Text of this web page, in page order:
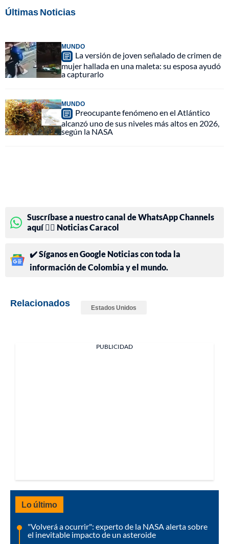
Últimas Noticias
MUNDO
La versión de joven señalado de crimen de
mujer hallada en una maleta: su esposa ayudó
a capturarlo
MUNDO
Preocupante fenómeno en el Atlántico
alcanzó uno de sus niveles más altos en 2026,
según la NASA
Suscríbase a nuestro canal de WhatsApp Channels
aquí 👉🏻 Noticias Caracol
✔️ Síganos en Google Noticias con toda la
información de Colombia y el mundo.
Relacionados Estados Unidos
PUBLICIDAD
Lo último
"Volverá a ocurrir": experto de la NASA alerta sobre
el inevitable impacto de un asteroide